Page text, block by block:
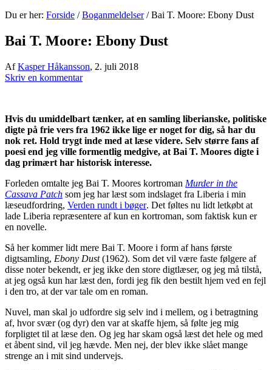
Du er her: Forside / Boganmeldelser /Bai T. Moore: Ebony Dust
Bai T. Moore: Ebony Dust
AfKasper Håkansson, 2. juli 2018
Skriv en kommentar
Hvis du umiddelbart tænker, at en samling liberianske, politiske
digte på frie vers fra 1962 ikke lige er noget for dig, så har du
nok ret. Hold trygt inde med at læse videre. Selv større fans af
poesi end jeg ville formentlig medgive, at Bai T. Moores digte i
dag primært har historisk interesse.
Forleden omtalte jeg Bai T. Moores kortroman Murder in the
Cassava Patch som jeg har læst som indslaget fra Liberia i min
læseudfordring, Verden rundt i bøger. Det føltes nu lidt letkøbt at
lade Liberia repræsentere af kun en kortroman, som faktisk kun er
en novelle.
Så her kommer lidt mere Bai T. Moore i form af hans første
digtsamling, Ebony Dust(1962). Som det vil være faste følgere af
disse noter bekendt, er jeg ikke den store digtlæser, og jeg må tilstå,
at jeg også kun har læst den, fordi jeg fik den bestilt hjem ved en fejl
i den tro, at der var tale om en roman.
Nuvel, man skal jo udfordre sig selv ind i mellem, og i betragtning
af, hvor svær (og dyr) den var at skaffe hjem, så følte jeg mig
forpligtet til at læse den. Og jeg har skam også læst det hele og med
et åbent sind, vil jeg hævde. Men nej, der blev ikke slået mange
strenge an i mit sind undervejs.